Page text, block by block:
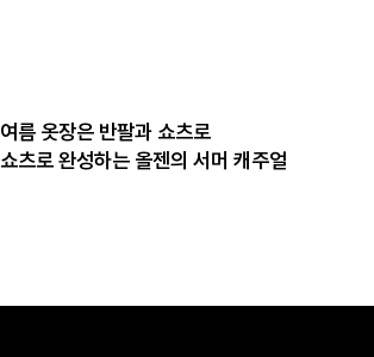
여름 옷장은 반팔과 쇼츠로
쇼츠로 완성하는 올젠의 서머 캐주얼